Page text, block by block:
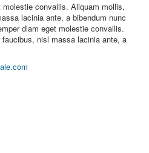
convallis. Aliquam mollis,
lacinia ante, a bibendum nunc
diam eget molestie convallis.
nisl massa lacinia ante, a